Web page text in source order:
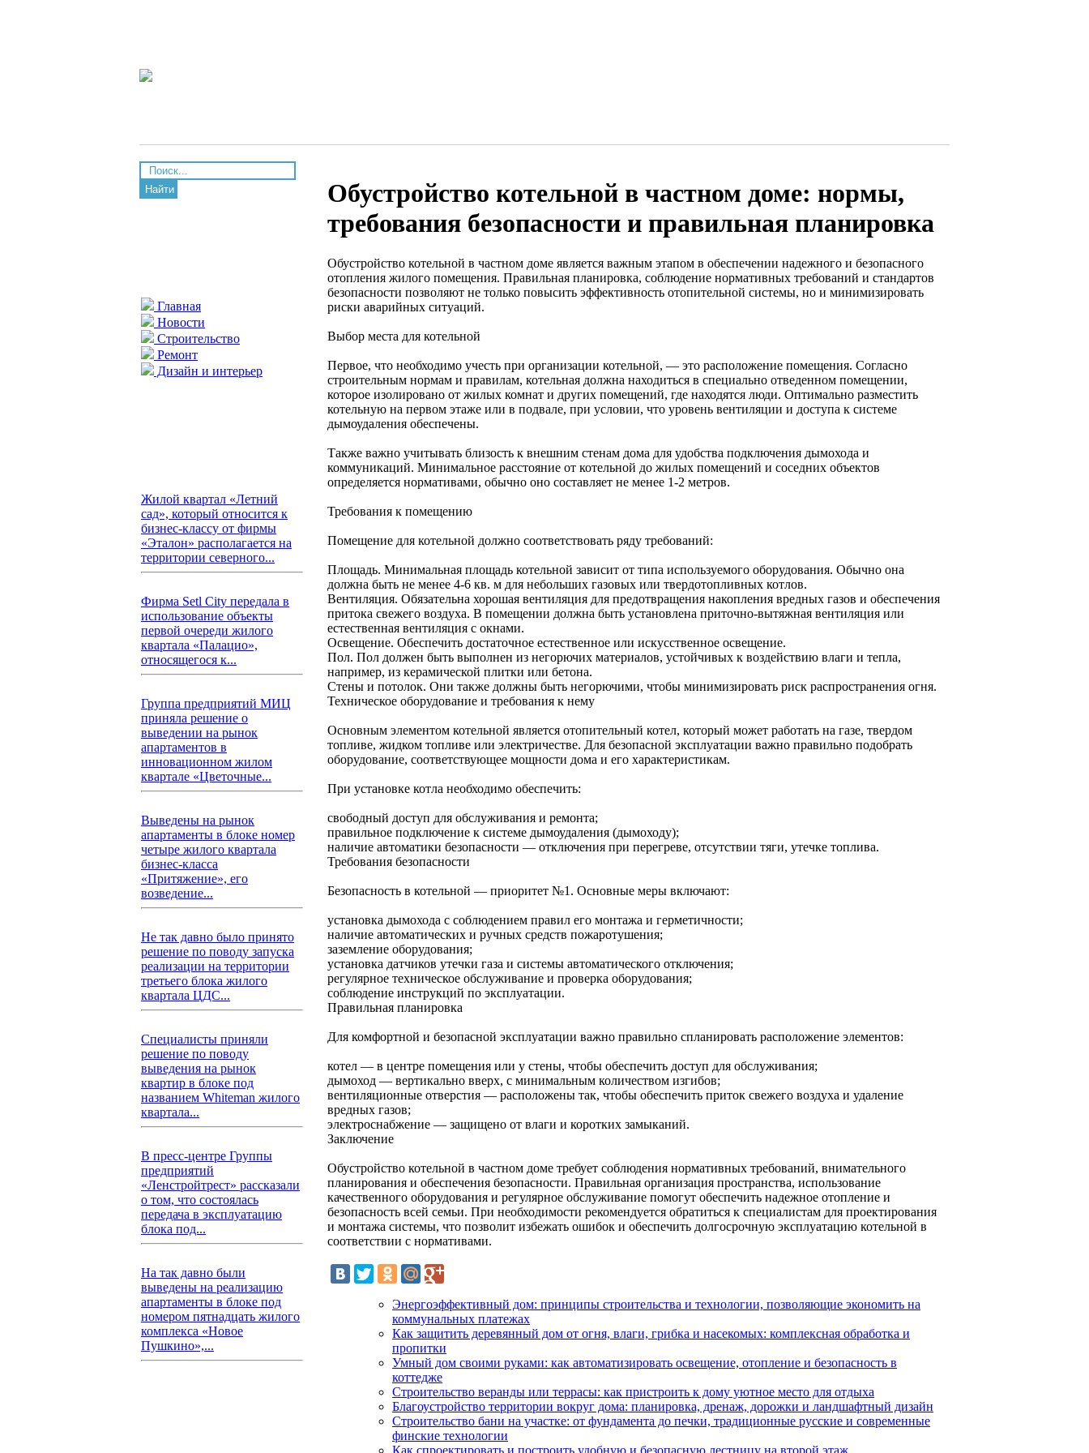
Найти
Главная
Новости
Строительство
Ремонт
Дизайн и интерьер
Жилой квартал «Летний
сад», который относится к
бизнес-классу от фирмы
«Эталон» располагается на
территории северного...
Фирма Setl City передала в
использование объекты
первой очереди жилого
квартала «Палацио»,
относящегося к...
Группа предприятий МИЦ
приняла решение о
выведении на рынок
апартаментов в
инновационном жилом
квартале «Цветочные...
Выведены на рынок
апартаменты в блоке номер
четыре жилого квартала
бизнес-класса
«Притяжение», его
возведение...
Не так давно было принято
решение по поводу запуска
реализации на территории
третьего блока жилого
квартала ЦДС...
Специалисты приняли
решение по поводу
выведения на рынок
квартир в блоке под
названием Whiteman жилого
квартала...
В пресс-центре Группы
предприятий
«Ленстройтрест» рассказали
о том, что состоялась
передача в эксплуатацию
блока под...
На так давно были
выведены на реализацию
апартаменты в блоке под
номером пятнадцать жилого
комплекса «Новое
Пушкино»,...
Обустройство котельной в частном доме: нормы,
требования безопасности и правильная планировка
Обустройство котельной в частном доме является важным этапом в обеспечении надежного и безопасного
отопления жилого помещения. Правильная планировка, соблюдение нормативных требований и стандартов
безопасности позволяют не только повысить эффективность отопительной системы, но и минимизировать
риски аварийных ситуаций.
Выбор места для котельной
Первое, что необходимо учесть при организации котельной, — это расположение помещения. Согласно
строительным нормам и правилам, котельная должна находиться в специально отведенном помещении,
которое изолировано от жилых комнат и других помещений, где находятся люди. Оптимально разместить
котельную на первом этаже или в подвале, при условии, что уровень вентиляции и доступа к системе
дымоудаления обеспечены.
Также важно учитывать близость к внешним стенам дома для удобства подключения дымохода и
коммуникаций. Минимальное расстояние от котельной до жилых помещений и соседних объектов
определяется нормативами, обычно оно составляет не менее 1-2 метров.
Требования к помещению
Помещение для котельной должно соответствовать ряду требований:
Площадь. Минимальная площадь котельной зависит от типа используемого оборудования. Обычно она
должна быть не менее 4-6 кв. м для небольших газовых или твердотопливных котлов.
Вентиляция. Обязательна хорошая вентиляция для предотвращения накопления вредных газов и обеспечения
притока свежего воздуха. В помещении должна быть установлена приточно-вытяжная вентиляция или
естественная вентиляция с окнами.
Освещение. Обеспечить достаточное естественное или искусственное освещение.
Пол. Пол должен быть выполнен из негорючих материалов, устойчивых к воздействию влаги и тепла,
например, из керамической плитки или бетона.
Стены и потолок. Они также должны быть негорючими, чтобы минимизировать риск распространения огня.
Техническое оборудование и требования к нему
Основным элементом котельной является отопительный котел, который может работать на газе, твердом
топливе, жидком топливе или электричестве. Для безопасной эксплуатации важно правильно подобрать
оборудование, соответствующее мощности дома и его характеристикам.
При установке котла необходимо обеспечить:
свободный доступ для обслуживания и ремонта;
правильное подключение к системе дымоудаления (дымоходу);
наличие автоматики безопасности — отключения при перегреве, отсутствии тяги, утечке топлива.
Требования безопасности
Безопасность в котельной — приоритет №1. Основные меры включают:
установка дымохода с соблюдением правил его монтажа и герметичности;
наличие автоматических и ручных средств пожаротушения;
заземление оборудования;
установка датчиков утечки газа и системы автоматического отключения;
регулярное техническое обслуживание и проверка оборудования;
соблюдение инструкций по эксплуатации.
Правильная планировка
Для комфортной и безопасной эксплуатации важно правильно спланировать расположение элементов:
котел — в центре помещения или у стены, чтобы обеспечить доступ для обслуживания;
дымоход — вертикально вверх, с минимальным количеством изгибов;
вентиляционные отверстия — расположены так, чтобы обеспечить приток свежего воздуха и удаление
вредных газов;
электроснабжение — защищено от влаги и коротких замыканий.
Заключение
Обустройство котельной в частном доме требует соблюдения нормативных требований, внимательного
планирования и обеспечения безопасности. Правильная организация пространства, использование
качественного оборудования и регулярное обслуживание помогут обеспечить надежное отопление и
безопасность всей семьи. При необходимости рекомендуется обратиться к специалистам для проектирования
и монтажа системы, что позволит избежать ошибок и обеспечить долгосрочную эксплуатацию котельной в
соответствии с нормативами.
Энергоэффективный дом: принципы строительства и технологии, позволяющие экономить на
коммунальных платежах
Как защитить деревянный дом от огня, влаги, грибка и насекомых: комплексная обработка и
пропитки
Умный дом своими руками: как автоматизировать освещение, отопление и безопасность в
коттедже
Строительство веранды или террасы: как пристроить к дому уютное место для отдыха
Благоустройство территории вокруг дома: планировка, дренаж, дорожки и ландшафтный дизайн
Строительство бани на участке: от фундамента до печки, традиционные русские и современные
финские технологии
Как спроектировать и построить удобную и безопасную лестницу на второй этаж